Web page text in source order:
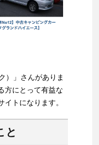
）」さんがありま
方にとって有益な
トになります。
と